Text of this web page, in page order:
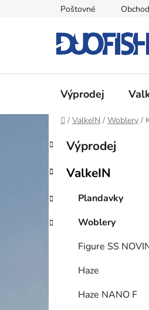
Poštovné
Výprodej
Domů
/ ValkeIN / Woblery /
P
s
r
a
n
Přeskočit
kategorie
K
a
e
o
i
Výprodej
ValkeIN
Plandavky
Woblery
Figure SS
Haze
Haze NANO F